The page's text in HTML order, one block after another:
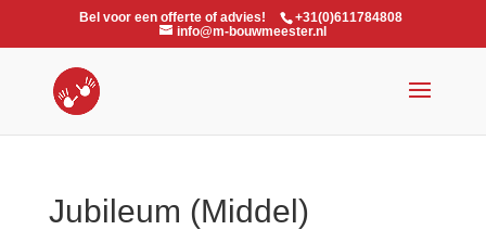
Bel voor een offerte of advies!
+31(0)611784808
info@m-bouwmeester.nl
Jubileum (Middel)